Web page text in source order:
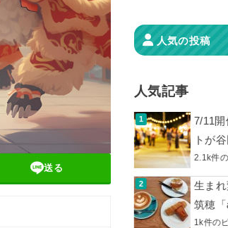
送る
人気の投稿
人気記事
7/11
トが
2.1k件
生ま
筑穂「
1k件の